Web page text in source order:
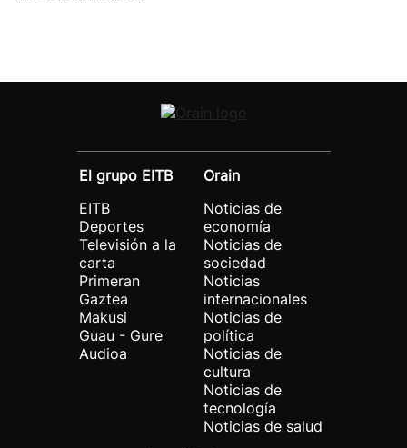
El grupo EITB
EITB
Deportes
Televisión a la
carta
Primeran
Gaztea
Makusi
Guau - Gure
Audioa
Orain
Noticias de
economía
Noticias de
sociedad
Noticias
internacionales
Noticias de
política
Noticias de
cultura
Noticias de
tecnología
Noticias de salud